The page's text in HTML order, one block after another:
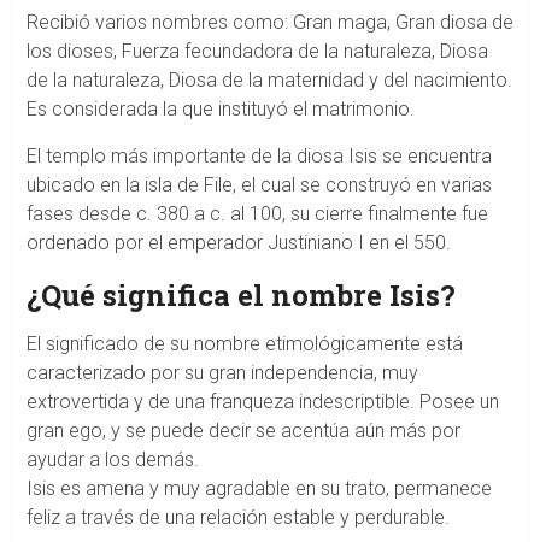
Recibió varios nombres como: Gran maga, Gran diosa de
los dioses, Fuerza fecundadora de la naturaleza, Diosa
de la naturaleza, Diosa de la maternidad y del nacimiento.
Es considerada la que instituyó el matrimonio.
El templo más importante de la diosa Isis se encuentra
ubicado en la isla de File, el cual se construyó en varias
fases desde c. 380 a c. al 100, su cierre finalmente fue
ordenado por el emperador Justiniano I en el 550.
¿Qué significa el nombre Isis?
El significado de su nombre etimológicamente está
caracterizado por su gran independencia, muy
extrovertida y de una franqueza indescriptible. Posee un
gran ego, y se puede decir se acentúa aún más por
ayudar a los demás.
Isis es amena y muy agradable en su trato, permanece
feliz a través de una relación estable y perdurable.